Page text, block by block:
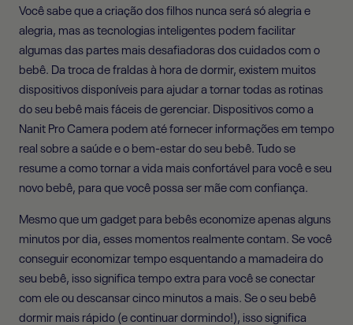
Você sabe que a criação dos filhos nunca será só alegria e
alegria, mas as tecnologias inteligentes podem facilitar
algumas das partes mais desafiadoras dos cuidados com o
bebê. Da troca de fraldas à hora de dormir, existem muitos
dispositivos disponíveis para ajudar a tornar todas as rotinas
do seu bebê mais fáceis de gerenciar. Dispositivos como a
Nanit Pro Camera podem até fornecer informações em tempo
real sobre a saúde e o bem-estar do seu bebê. Tudo se
resume a como tornar a vida mais confortável para você e seu
novo bebê, para que você possa ser mãe com confiança.
Mesmo que um gadget para bebês economize apenas alguns
minutos por dia, esses momentos realmente contam. Se você
conseguir economizar tempo esquentando a mamadeira do
seu bebê, isso significa tempo extra para você se conectar
com ele ou descansar cinco minutos a mais. Se o seu bebê
dormir mais rápido (e continuar dormindo!), isso significa